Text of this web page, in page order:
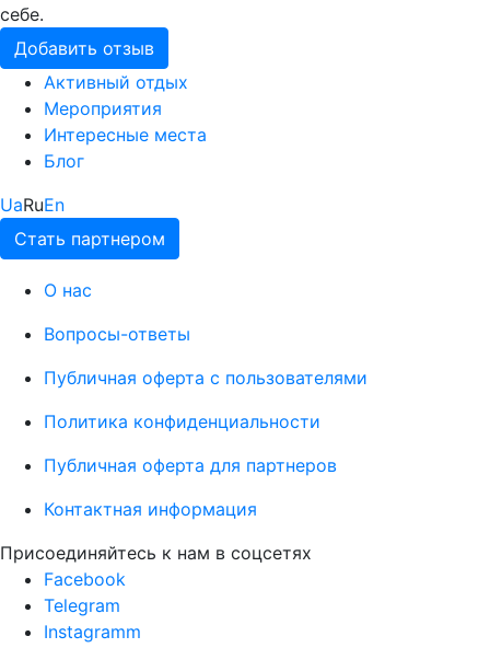
себе.
Добавить отзыв
Активный отдых
Мероприятия
Интересные места
Блог
UaRuEn
Стать партнером
О нас
Вопросы-ответы
Публичная оферта с пользователями
Политика конфиденциальности
Публичная оферта для партнеров
Контактная информация
Присоединяйтесь к нам в соцсетях
Facebook
Telegram
Instagramm